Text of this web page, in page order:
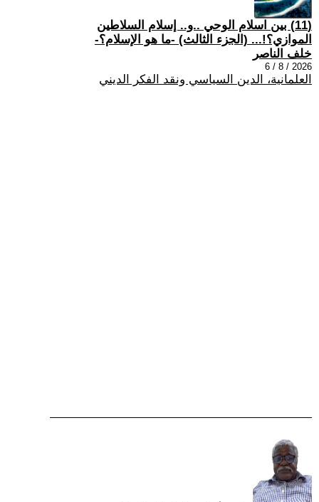
(11) بين اسلام الوحي ..و.. إسلام السلاطين
الموازي؟!... (الجزء الثالث) -ما هو الإسلام؟-
خلف الناصر
2026 / 8 / 6
العلمانية، الدين السياسي ونقد الفكر الديني